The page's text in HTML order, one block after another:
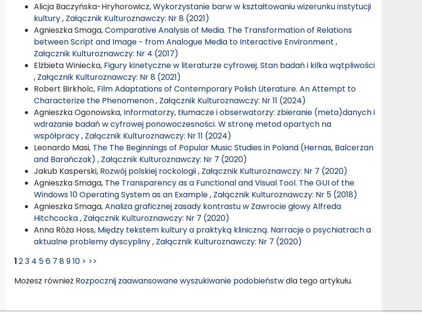
Alicja Baczyńska-Hryhorowicz,Wykorzystanie barw w kształtowaniu wizerunku instytucji
kultury, Załącznik Kulturoznawczy: Nr 8 (2021)
Agnieszka Smaga,Comparative Analysis of Media. The Transformation of Relations
between Script and Image − from Analogue Media to Interactive Environment ,
Załącznik Kulturoznawczy: Nr 4 (2017)
Elżbieta Winiecka, Figury kinetyczne w literaturze cyfrowej. Stan badań i kilka wątpliwości
, Załącznik Kulturoznawczy: Nr 8 (2021)
Robert Birkholc, Film Adaptations of Contemporary Polish Literature. An Attempt to
Characterize the Phenomenon, Załącznik Kulturoznawczy: Nr 11 (2024)
Agnieszka Ogonowska, Informatorzy, tłumacze i obserwatorzy: zbieranie (meta)danych i
wdrażanie badań w cyfrowej ponowoczesności. W stronę metod opartych na
współpracy, Załącznik Kulturoznawczy: Nr 11 (2024)
Leonardo Masi, The The Beginnings of Popular Music Studies in Poland (Hernas, Balcerzan
and Barańczak) , Załącznik Kulturoznawczy: Nr 7 (2020)
Jakub Kasperski, Rozwój polskiej rockologii, Załącznik Kulturoznawczy: Nr 7 (2020)
Agnieszka Smaga, The Transparency as a Functional and Visual Tool. The GUI of the
Windows 10 Operating System as an Example, Załącznik Kulturoznawczy: Nr 5 (2018)
Agnieszka Smaga,Analiza graficznej zasady kontrastu w Zawrocie głowy Alfreda
Hitchcocka, Załącznik Kulturoznawczy: Nr 7 (2020)
Anna Róża Hoss, Między tekstem kultury a praktyką kliniczną. Narracje o psychiatrach a
aktualne problemy dyscypliny, Załącznik Kulturoznawczy: Nr 7 (2020)
123 4 56 7 8910 > >>
Możesz również Rozpocznij zaawansowane wyszukiwanie podobieństwdla tego artykułu.